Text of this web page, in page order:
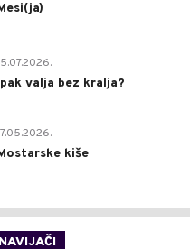
valja bez kralja?
kiše
NAVIJAČI